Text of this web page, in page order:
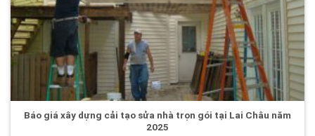
Báo giá xây dựng cải tạo sửa nhà trọn gói tại Lai Châu năm
2025